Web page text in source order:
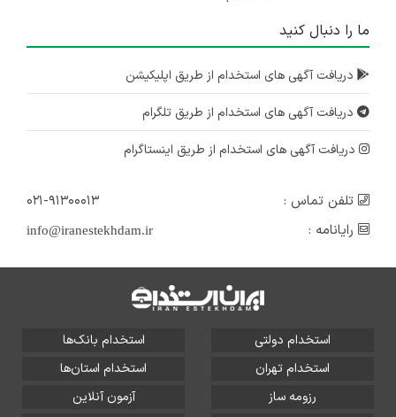
ما را دنبال کنید
دریافت آگهی های استخدام از طریق اپلیکیشن
دریافت آگهی های استخدام از طریق تلگرام
دریافت آگهی های استخدام از طریق اینستاگرام
تلفن تماس :
۰۲۱-۹۱۳۰۰۰۱۳
رایانامه :
info@iranestekhdam.ir
استخدام دولتی
استخدام بانک‌ها
استخدام تهران
استخدام استان‌ها
رزومه ساز
آزمون آنلاین